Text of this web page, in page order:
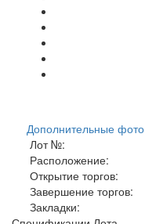
Дополнительные фото
Лот №:
Расположение:
Открытие торгов:
Завершение торгов:
Закладки: